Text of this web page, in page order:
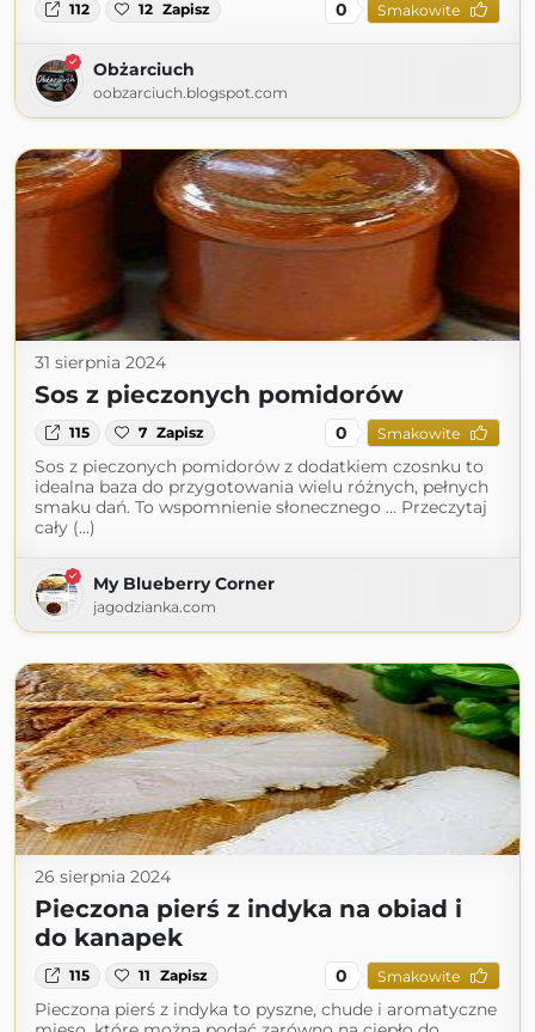
112 12 Zapisz 0 Smakowite
Obżarciuch
oobzarciuch.blogspot.com
31 sierpnia 2024
Sos z pieczonych pomidorów
115 7 Zapisz 0 Smakowite
Sos z pieczonych pomidorów z dodatkiem czosnku to
idealna baza do przygotowania wielu różnych, pełnych
smaku dań. To wspomnienie słonecznego … Przeczytaj
cały (...)
My Blueberry Corner
jagodzianka.com
26 sierpnia 2024
Pieczona pierś z indyka na obiad i
do kanapek
115 11 Zapisz 0 Smakowite
Pieczona pierś z indyka to pyszne, chude i aromatyczne